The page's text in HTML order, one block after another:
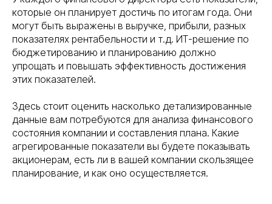
которые он планирует достичь по итогам года. Они
могут быть выражены в выручке, прибыли, разных
показателях рентабельности и т.д. ИТ-решение по
бюджетированию и планированию должно
упрощать и повышать эффективность достижения
этих показателей.
Здесь стоит оценить насколько детализированные
данные вам потребуются для анализа финансового
состояния компании и составления плана. Какие
агрегированные показатели вы будете показывать
акционерам, есть ли в вашей компании скользящее
планирование, и как оно осуществляется.